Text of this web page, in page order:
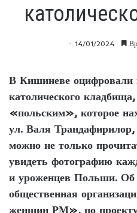
14/01/2024
В Кишиневе
католического
«польским», которое
ул. Валя Трандафирилор,
можно не только
увидеть фотографию
и уроженцев Польши. Об
общественная
женщин РМ», по